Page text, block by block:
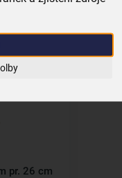
pr. 26 cm